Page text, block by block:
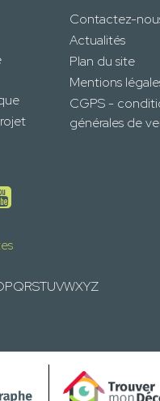
Contactez-
Actualités
Plan du site
Mentions
CGPS -
générales de
PQRSTUVWXYZ